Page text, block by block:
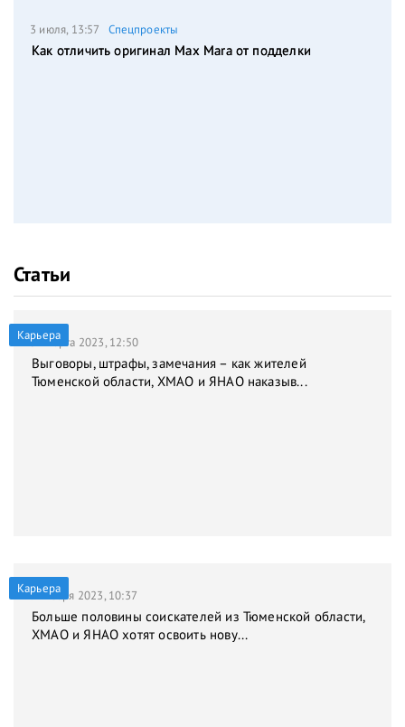
3 июля, 13:57 Спецпроекты
Как отличить оригинал Max Mara от подделки
Статьи
Карьера
31 марта 2023, 12:50
Выговоры, штрафы, замечания – как жителей
Тюменской области, ХМАО и ЯНАО наказыв...
Карьера
9 января 2023, 10:37
Больше половины соискателей из Тюменской области,
ХМАО и ЯНАО хотят освоить нову...